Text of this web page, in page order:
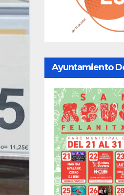
Ayuntamiento